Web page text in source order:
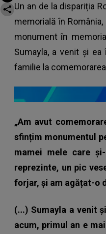
Un an de la dispariția
memorială în
monument în
Sumayla, a venit și
familie la
„Am avut
sfințim monumentul
mamei mele care
reprezinte, un pic
forjar, și am agățat-o
(...) Sumayla a venit
acum, primul an e